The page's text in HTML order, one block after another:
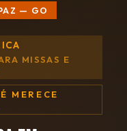
— GO
MISSAS E
MERECE